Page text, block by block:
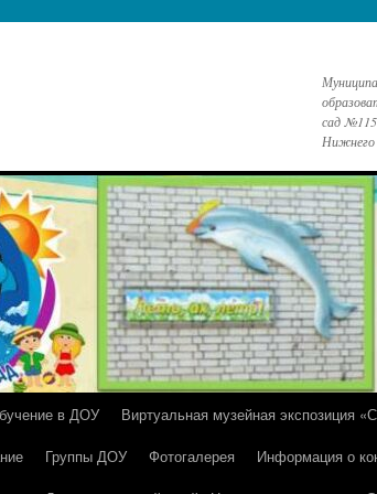
сад
Нижнего
в ДОУ
Виртуальная музейная экспозиция
Группы ДОУ Фотогалерея
Информация о